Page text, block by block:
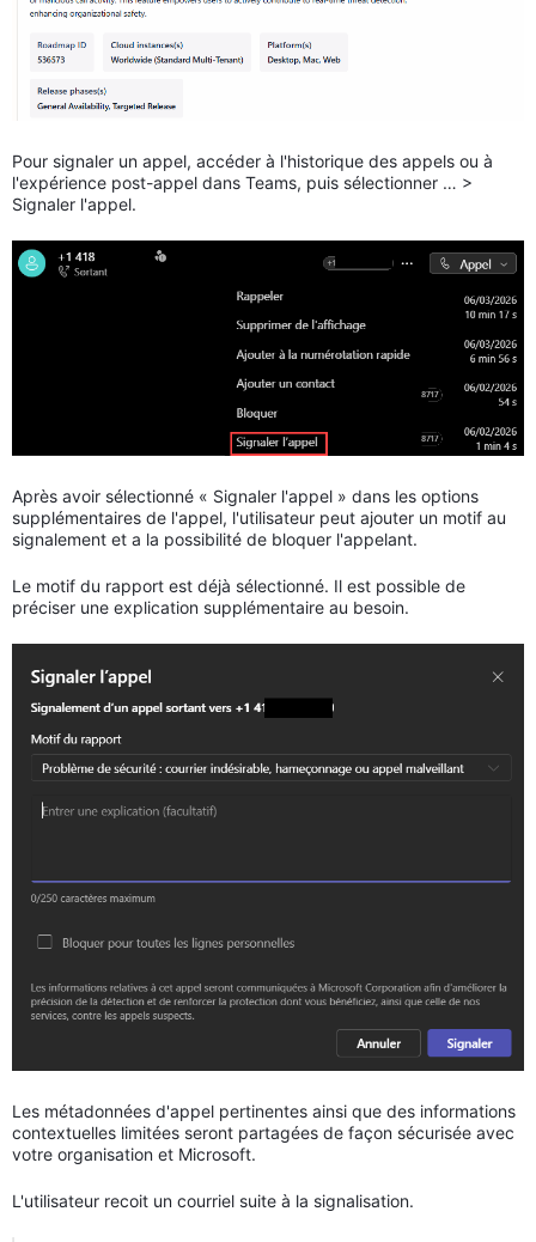
Pour signaler un appel, accéder à l'historique des appels ou à
l'expérience post-appel dans Teams, puis sélectionner … >
Signaler l'appel.
Après avoir sélectionné « Signaler l'appel » dans les options
supplémentaires de l'appel, l'utilisateur peut ajouter un motif au
signalement et a la possibilité de bloquer l'appelant.
Le motif du rapport est déjà sélectionné. Il est possible de
préciser une explication supplémentaire au besoin.
Les métadonnées d'appel pertinentes ainsi que des informations
contextuelles limitées seront partagées de façon sécurisée avec
votre organisation et Microsoft.
L'utilisateur recoit un courriel suite à la signalisation.